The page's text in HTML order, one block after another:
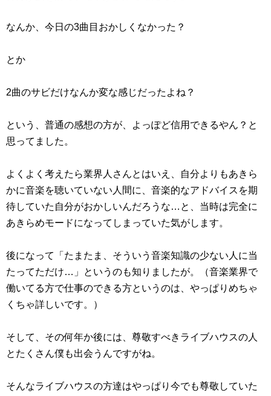
なんか、今日の3曲目おかしくなかった？
とか
2曲のサビだけなんか変な感じだったよね？
という、普通の感想の方が、よっぽど信用できるやん？と
思ってました。
よくよく考えたら業界人さんとはいえ、自分よりもあきら
かに音楽を聴いていない人間に、音楽的なアドバイスを期
待していた自分がおかしいんだろうな…と、当時は完全に
あきらめモードになってしまっていた気がします。
後になって「たまたま、そういう音楽知識の少ない人に当
たってただけ…」というのも知りましたが。（音楽業界で
働いてる方で仕事のできる方というのは、やっぱりめちゃ
くちゃ詳しいです。）
そして、その何年か後には、尊敬すべきライブハウスの人
とたくさん僕も出会うんですがね。
そんなライブハウスの方達はやっぱり今でも尊敬していた